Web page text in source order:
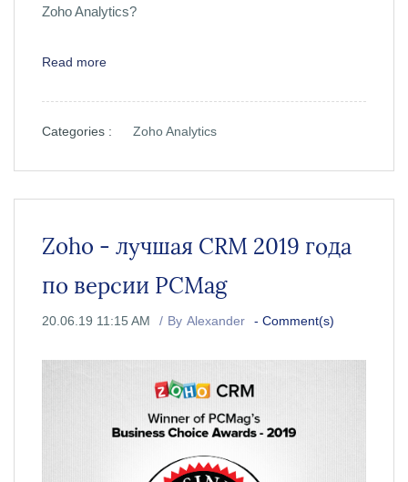
Zoho Analytics?
Read more
Categories : Zoho Analytics
Zoho - лучшая CRM 2019 года
по версии PCMag
20.06.19 11:15 AM By Alexander - Comment(s)